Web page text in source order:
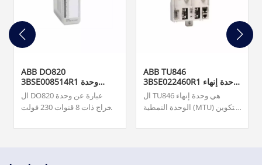
ABB DO820
3BSE008514R1 وحدة
الإخراج الرقميال DO820 عبارة عن وحدة
إخراج ذات 8 قنوات 230 فولت
S800 I/O. فريقنا متاح على مدار
ABB TU846
3BSE022460R1 وحدة إنهاء
الوحدةال TU846 هي وحدة إنهاء
الوحدة النمطية (MTU) للتكوين
CI840/CI840A والإدخال/